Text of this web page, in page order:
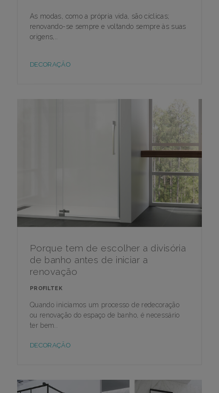
As modas, como a própria vida, são cíclicas;
renovando-se sempre e voltando sempre às suas
origens,..
DECORAÇÃO
Porque tem de escolher a divisória
de banho antes de iniciar a
renovação
PROFILTEK
Quando iniciamos um processo de redecoração
ou renovação do espaço de banho, é necessário
ter bem..
DECORAÇÃO